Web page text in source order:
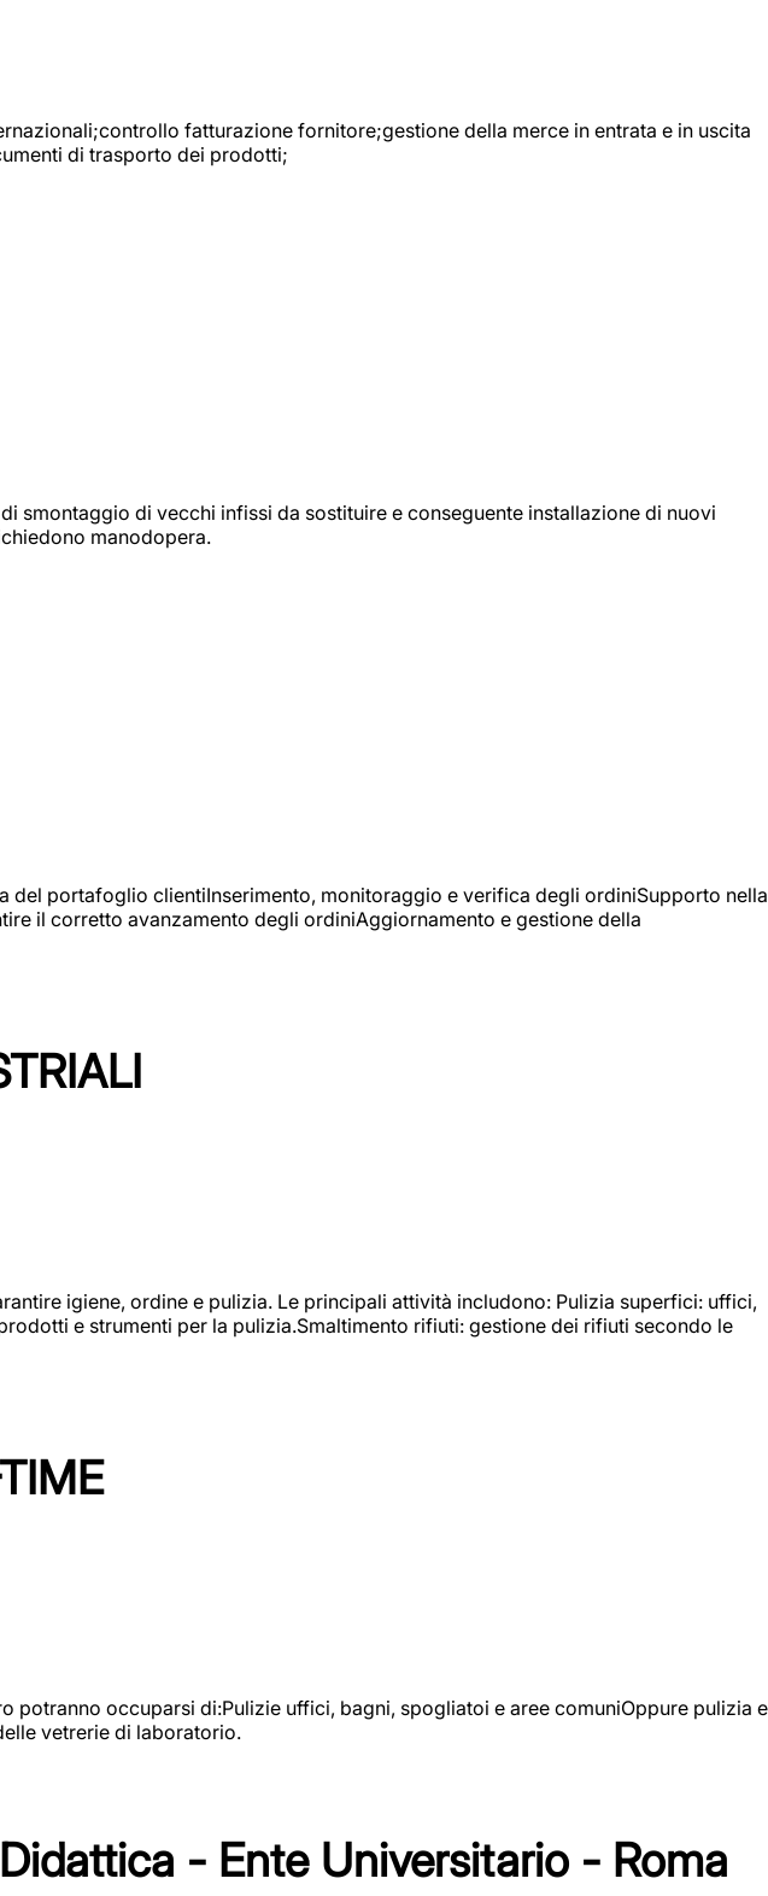
fatturazione fornitore;gestione della merce in entrata e in uscita
di trasporto dei prodotti;
smontaggio di vecchi infissi da sostituire e conseguente installazione di nuovi
manodopera.
del portafoglio clientiInserimento, monitoraggio e verifica degli ordiniSupporto nella
il corretto avanzamento degli ordiniAggiornamento e gestione della
igiene, ordine e pulizia. Le principali attività includono: Pulizia superfici: uffici,
e strumenti per la pulizia.Smaltimento rifiuti: gestione dei rifiuti secondo le
potranno occuparsi di:Pulizie uffici, bagni, spogliatoi e aree comuniOppure pulizia e
vetrerie di laboratorio.
- Ente Universitario - Roma